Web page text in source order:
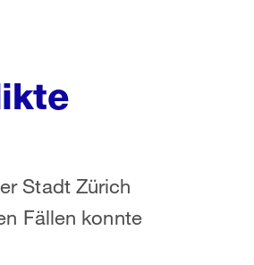
Stadt Zürich
Fällen konnte